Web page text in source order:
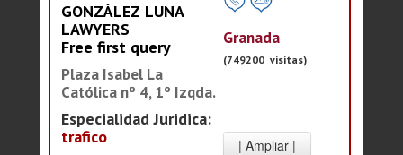
GONZÁLEZ LUNA
LAWYERS
Free first query
Plaza Isabel La
Católica nº 4, 1º Izqda.
Especialidad Juridica:
trafico
Granada
(749200 visitas)